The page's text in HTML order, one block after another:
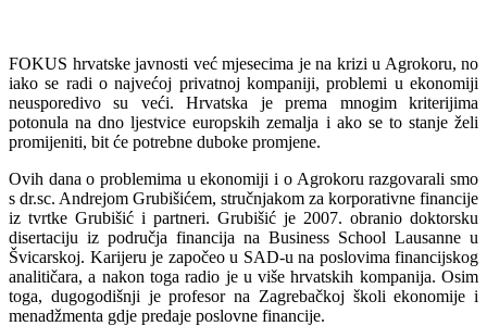
FOKUS hrvatske javnosti već mjesecima je na krizi u Agrokoru, no
iako se radi o najvećoj privatnoj kompaniji, problemi u ekonomiji
neusporedivo su veći. Hrvatska je prema mnogim kriterijima
potonula na dno ljestvice europskih zemalja i ako se to stanje želi
promijeniti, bit će potrebne duboke promjene.
Ovih dana o problemima u ekonomiji i o Agrokoru razgovarali smo
s dr.sc. Andrejom Grubišićem, stručnjakom za korporativne financije
iz tvrtke Grubišić i partneri. Grubišić je 2007. obranio doktorsku
disertaciju iz područja financija na Business School Lausanne u
Švicarskoj. Karijeru je započeo u SAD-u na poslovima financijskog
analitičara, a nakon toga radio je u više hrvatskih kompanija. Osim
toga, dugogodišnji je profesor na Zagrebačkoj školi ekonomije i
menadžmenta gdje predaje poslovne financije.